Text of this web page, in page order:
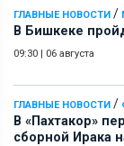
ГЛАВНЫЕ НОВОСТИ /
В Бишкеке
09:30 | 06 августа
ГЛАВНЫЕ НОВОСТИ /
В «Пахтакор»
сборной Ирака